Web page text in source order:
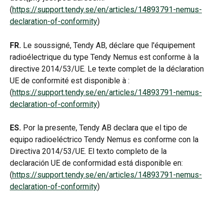
(https://support.tendy.se/en/articles/14893791-nemus-
declaration-of-conformity)
FR. Le soussigné, Tendy AB, déclare que l'équipement
radioélectrique du type Tendy Nemus est conforme à la
directive 2014/53/UE. Le texte complet de la déclaration
UE de conformité est disponible à :
(https://support.tendy.se/en/articles/14893791-nemus-
declaration-of-conformity)
ES. Por la presente, Tendy AB declara que el tipo de
equipo radioeléctrico Tendy Nemus es conforme con la
Directiva 2014/53/UE. El texto completo de la
declaración UE de conformidad está disponible en:
(https://support.tendy.se/en/articles/14893791-nemus-
declaration-of-conformity)